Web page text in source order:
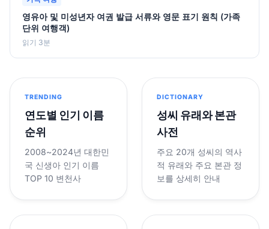
영유아 및 미성년자 여권 발급 서류와 영문 표기 원칙 (가족
단위 여행객)
읽기 3분
TRENDING
연도별 인기 이름
순위
2008~2024년 대한민
국 신생아 인기 이름
TOP 10 변천사
DICTIONARY
성씨 유래와 본관
사전
주요 20개 성씨의 역사
적 유래와 주요 본관 정
보를 상세히 안내